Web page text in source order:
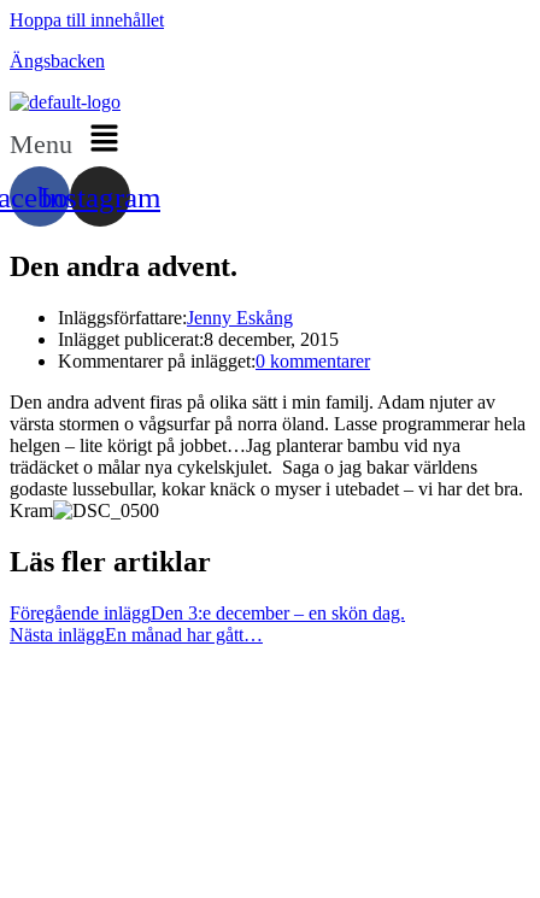
Hoppa till innehållet
Ängsbacken
Menu
Instagram
Den andra advent.
Inläggsförfattare:Jenny Eskång
Inlägget publicerat:8 december, 2015
Kommentarer på inlägget:0 kommentarer
Den andra advent firas på olika sätt i min familj. Adam njuter av
värsta stormen o vågsurfar på norra öland. Lasse programmerar hela
helgen – lite körigt på jobbet…Jag planterar bambu vid nya
trädäcket o målar nya cykelskjulet. Saga o jag bakar världens
godaste lussebullar, kokar knäck o myser i utebadet – vi har det bra.
Kram
Läs fler artiklar
Föregående inläggDen 3:e december – en skön dag.
Nästa inläggEn månad har gått…